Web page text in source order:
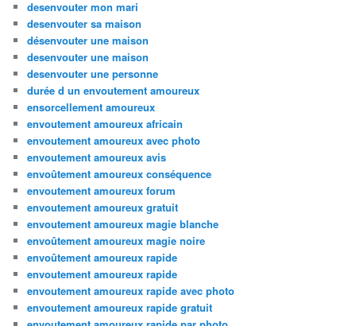
desenvouter mon mari
desenvouter sa maison
désenvouter une maison
desenvouter une maison
desenvouter une personne
durée d un envoutement amoureux
ensorcellement amoureux
envoutement amoureux africain
envoutement amoureux avec photo
envoutement amoureux avis
envoûtement amoureux conséquence
envoutement amoureux forum
envoutement amoureux gratuit
envoutement amoureux magie blanche
envoûtement amoureux magie noire
envoûtement amoureux rapide
envoutement amoureux rapide
envoutement amoureux rapide avec photo
envoutement amoureux rapide gratuit